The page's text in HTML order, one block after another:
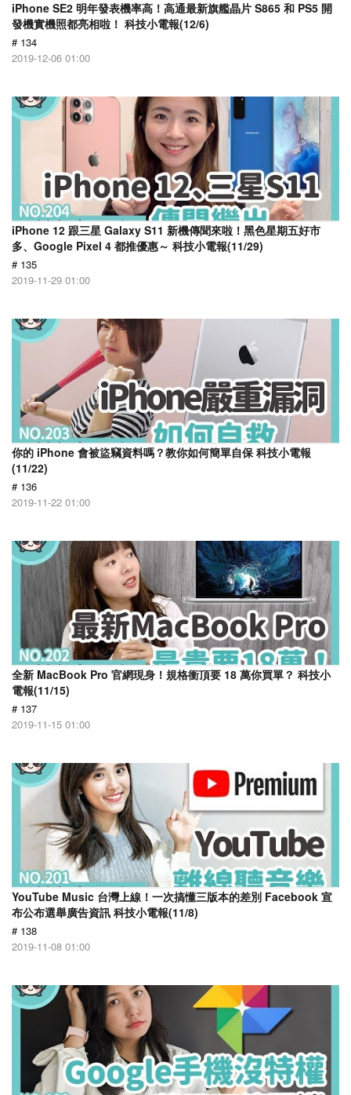
iPhone SE2 明年發表機率高！高通最新旗艦晶片 S865 和 PS5 開
發機實機照都亮相啦！ 科技小電報(12/6)
# 134
2019-12-06 01:00
iPhone 12 跟三星 Galaxy S11 新機傳聞來啦！黑色星期五好市
多、Google Pixel 4 都推優惠～ 科技小電報(11/29)
# 135
2019-11-29 01:00
你的 iPhone 會被盜竊資料嗎？教你如何簡單自保 科技小電報
(11/22)
# 136
2019-11-22 01:00
全新 MacBook Pro 官網現身！規格衝頂要 18 萬你買單？ 科技小
電報(11/15)
# 137
2019-11-15 01:00
YouTube Music 台灣上線！一次搞懂三版本的差別 Facebook 宣
布公布選舉廣告資訊 科技小電報(11/8)
# 138
2019-11-08 01:00